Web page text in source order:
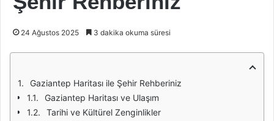
24 Ağustos 2025 3 dakika okuma süresi
Gaziantep Haritası ile Şehir Rehberiniz
Gaziantep Haritası ve Ulaşım
Tarihi ve Kültürel Zenginlikler